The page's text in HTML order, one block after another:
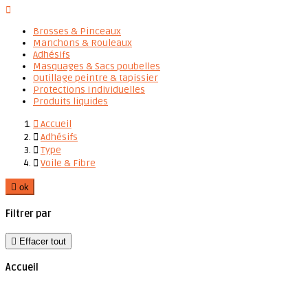

Brosses & Pinceaux
Manchons & Rouleaux
Adhésifs
Masquages & Sacs poubelles
Outillage peintre & tapissier
Protections Individuelles
Produits liquides
 Accueil
 Adhésifs
 Type
 Voile & Fibre
 ok
Filtrer par
 Effacer tout
Accueil